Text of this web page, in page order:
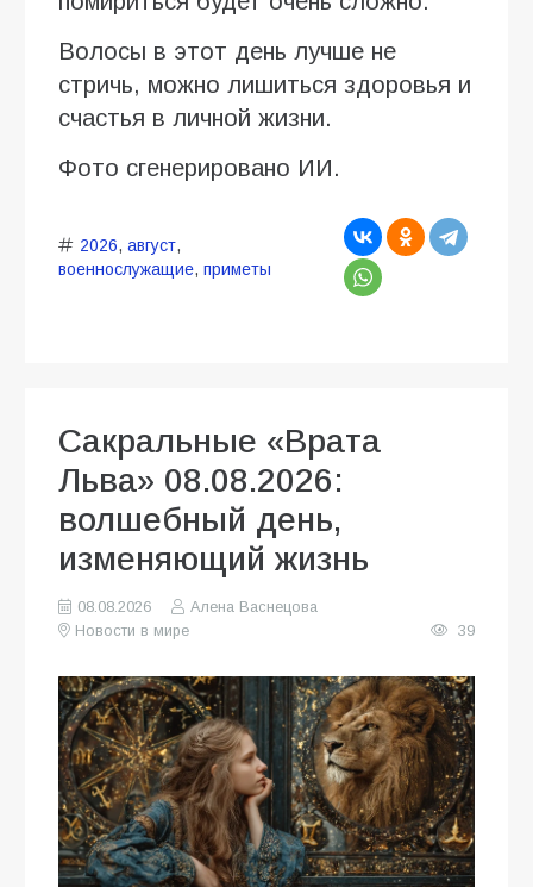
Волосы в этот день лучше не
стричь, можно лишиться здоровья и
счастья в личной жизни.
Фото сгенерировано ИИ.
2026, август,
военнослужащие, приметы
Сакральные «Врата
Льва» 08.08.2026:
волшебный день,
изменяющий жизнь
08.08.2026
Алена Васнецова
Новости в мире
39